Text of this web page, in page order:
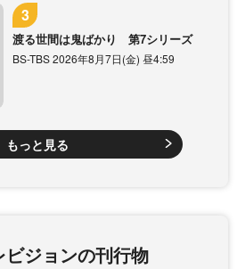
渡る世間は鬼ばかり 第7シリーズ
BS-TBS 2026年8月7日(金) 昼4:59
もっと見る
ビジョンの刊行物